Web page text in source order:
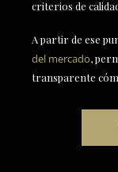
criterios de
A partir de ese
del mercado,
transparente